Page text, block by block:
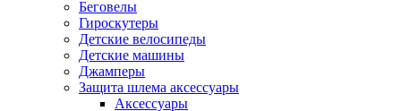
Беговелы
Гироскутеры
Детские велосипеды
Детские машины
Джамперы
Защита шлема аксессуары
Аксессуары